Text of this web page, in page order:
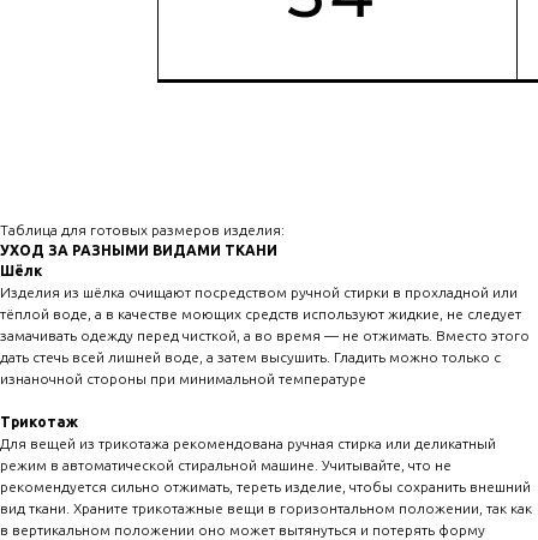
Таблица для готовых размеров изделия:
УХОД ЗА РАЗНЫМИ ВИДАМИ ТКАНИ
Шёлк
Изделия из шёлка очищают посредством ручной стирки в прохладной или
тёплой воде, а в качестве моющих средств используют жидкие, не следует
замачивать одежду перед чисткой, а во время — не отжимать. Вместо этого
дать стечь всей лишней воде, а затем высушить. Гладить можно только с
изнаночной стороны при минимальной температуре
Трикотаж
Для вещей из трикотажа рекомендована ручная стирка или деликатный
режим в автоматической стиральной машине. Учитывайте, что не
рекомендуется сильно отжимать, тереть изделие, чтобы сохранить внешний
вид ткани. Храните трикотажные вещи в горизонтальном положении, так как
в вертикальном положении оно может вытянуться и потерять форму